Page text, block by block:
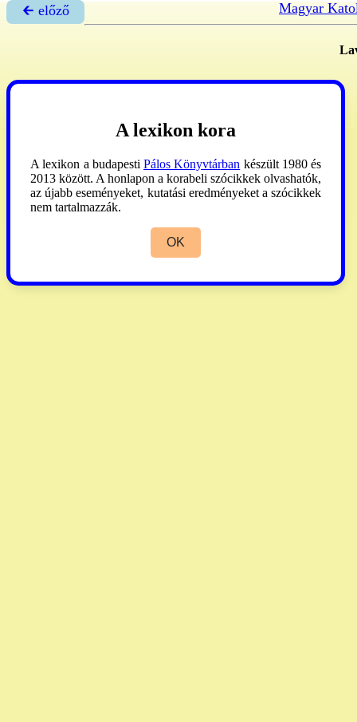
🡰 előző Magyar
A lexikon kora
A lexikon a budapesti Pálos Könyvtárban készült 1980 és
2013 között. A honlapon a korabeli szócikkek olvashatók,
az újabb eseményeket, kutatási eredményeket a szócikkek
nem tartalmazzák.
OK